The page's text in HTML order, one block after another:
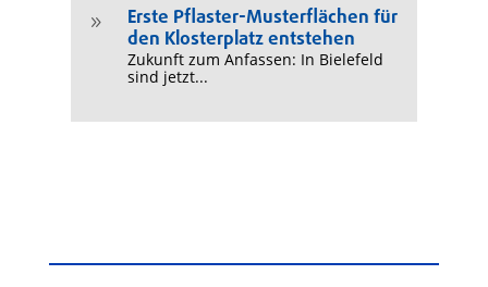
9
Erste Pflaster-Musterflächen für
den Klosterplatz entstehen
Zukunft zum Anfassen: In Bielefeld
sind jetzt...